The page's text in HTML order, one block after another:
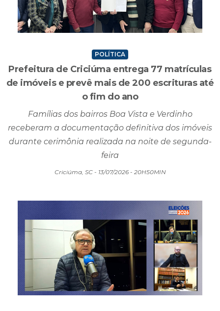
POLÍTICA
Prefeitura de Criciúma entrega 77 matrículas
de imóveis e prevê mais de 200 escrituras até
o fim do ano
Famílias dos bairros Boa Vista e Verdinho
receberam a documentação definitiva dos imóveis
durante cerimônia realizada na noite de segunda-
feira
Criciúma, SC - 13/07/2026 - 20H50MIN